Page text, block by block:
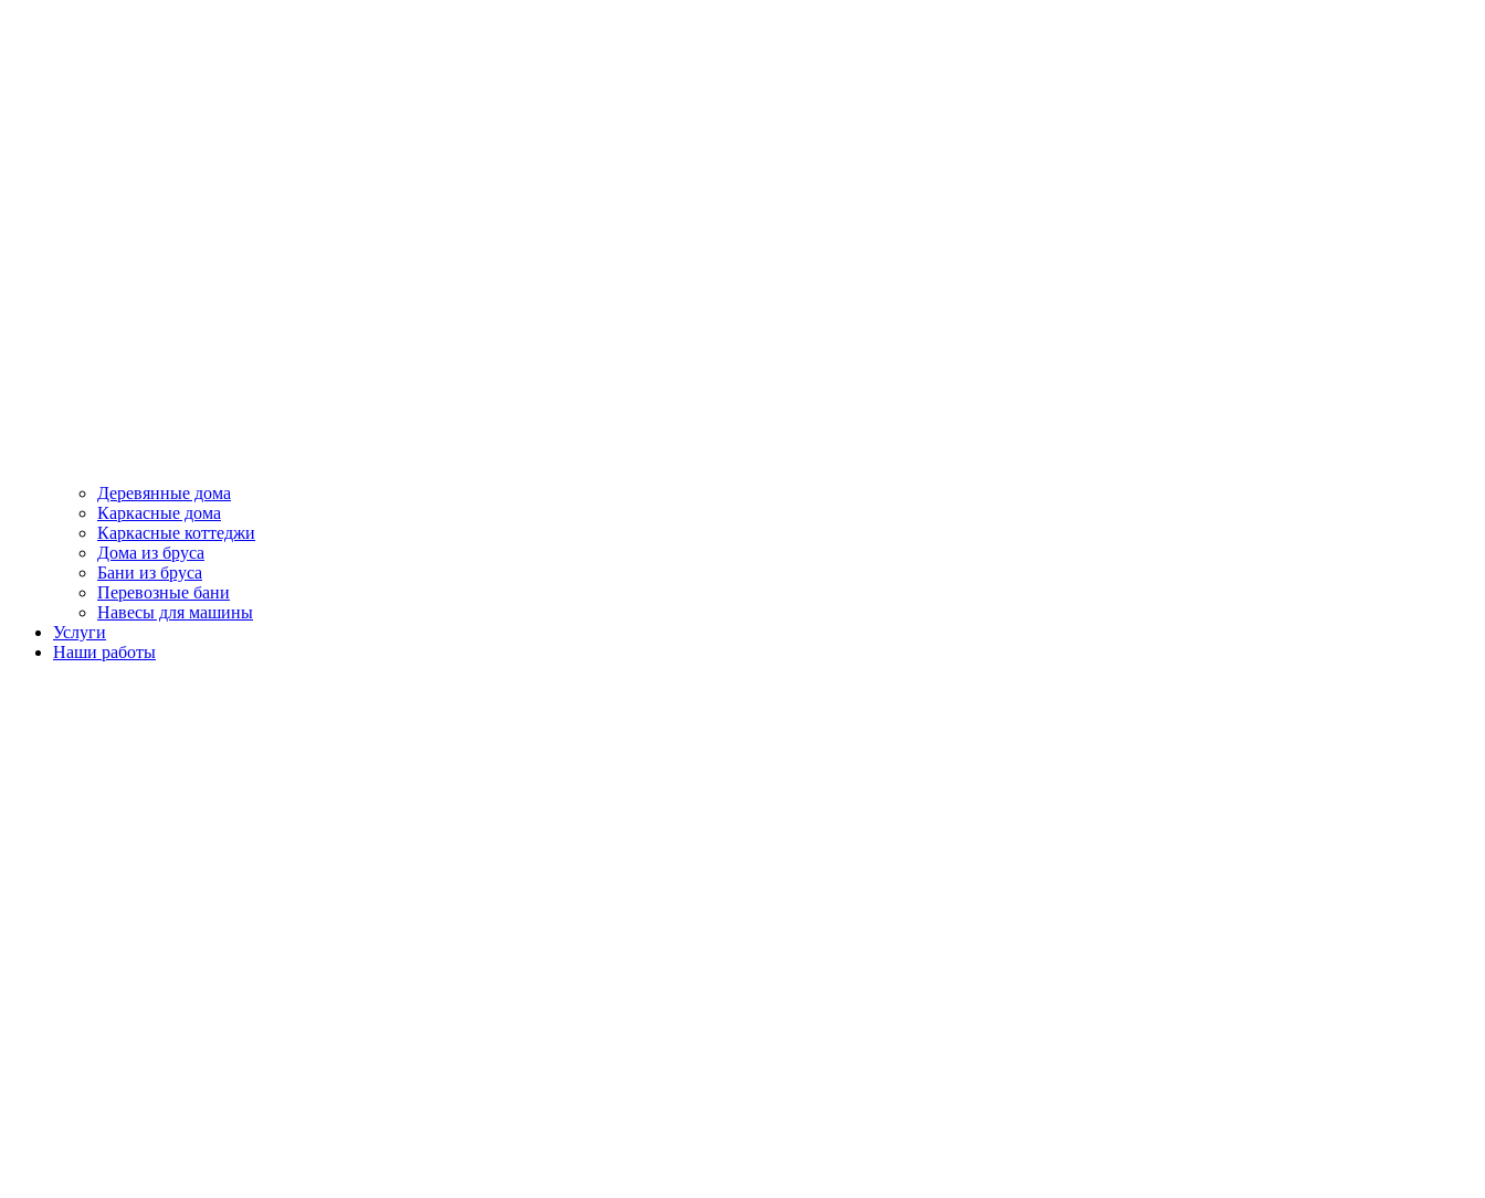
Деревянные дома
Каркасные дома
Каркасные коттеджи
Дома из бруса
Бани из бруса
Перевозные бани
Навесы для машины
Услуги
Наши работы